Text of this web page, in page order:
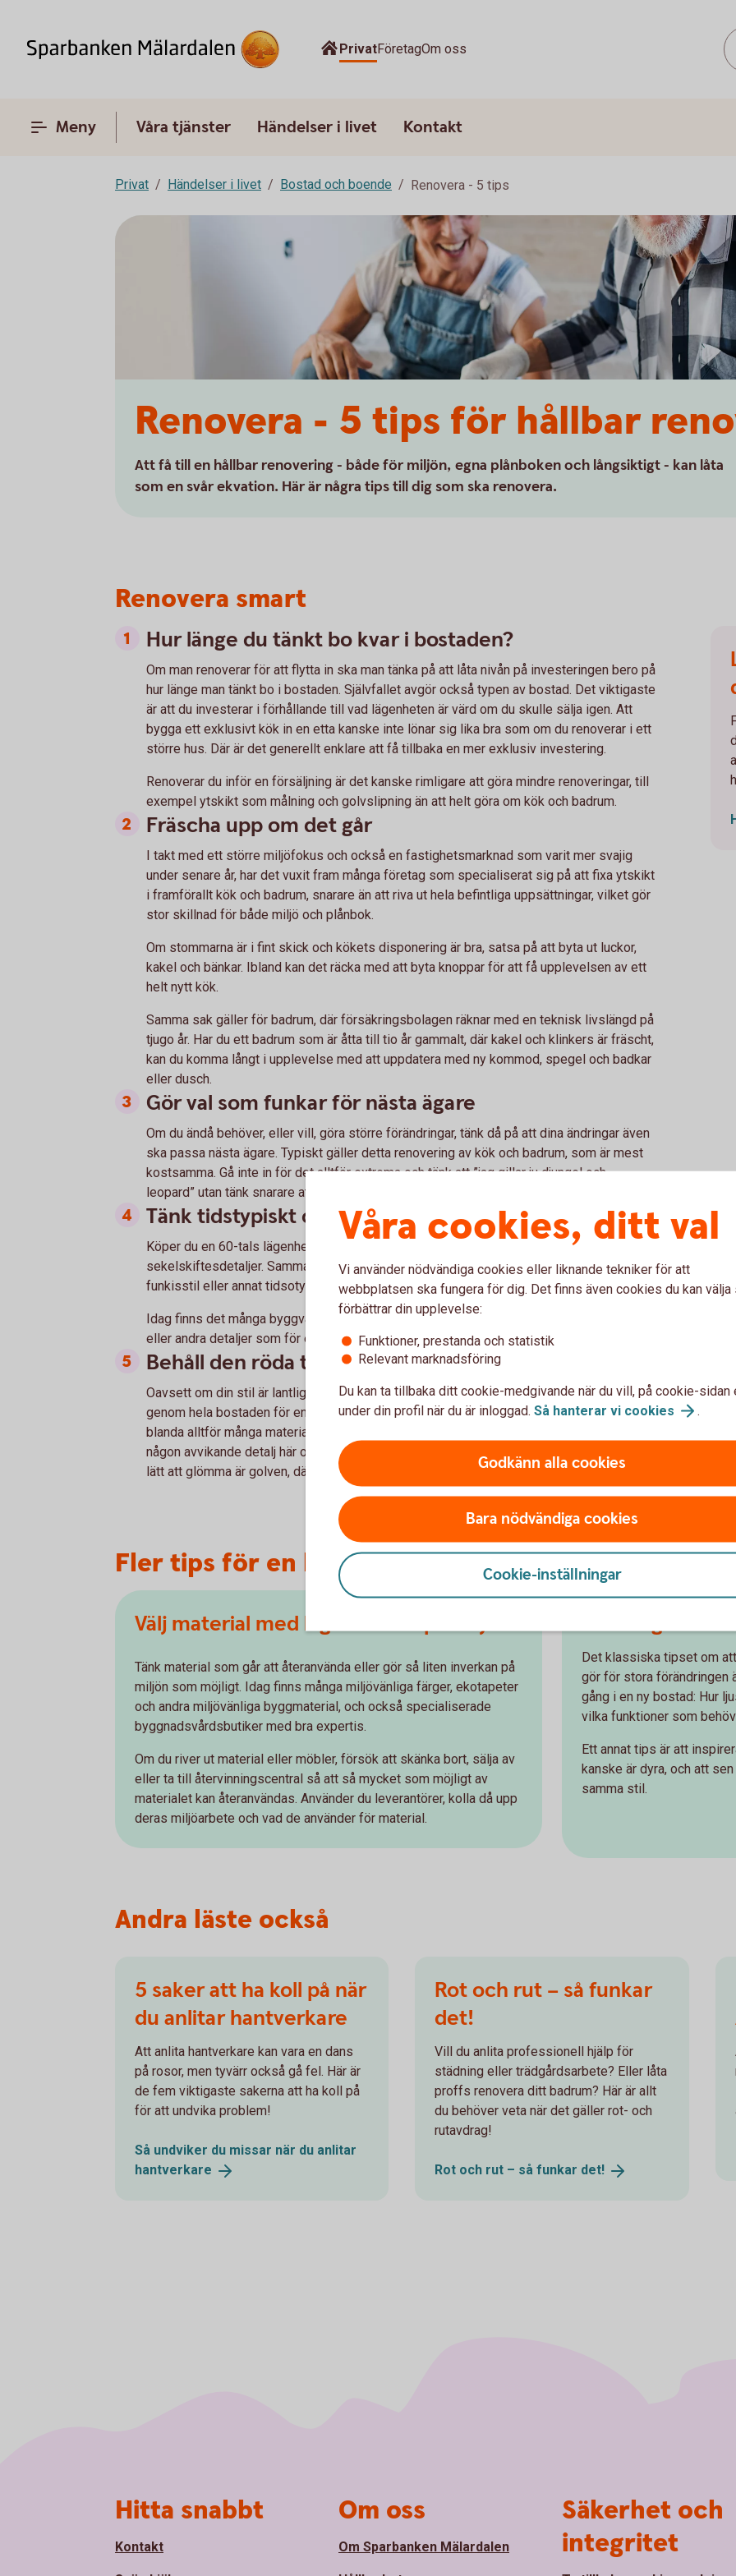
PrivatFöretagOm oss
Meny Våra tjänster Händelser i livet Kontakt
Privat Händelser i livet Bostad och boende Renovera - 5 tips
Renovera - 5 tips för hållbar
Att få till en hållbar renovering - både för miljön, egna plånboken och långsiktigt - kan låta
som en svår ekvation. Här är några tips till dig som ska renovera.
Renovera smart
Hur länge du tänkt bo kvar i bostaden?
Om man renoverar för att flytta in ska man tänka på att låta nivån på investeringen bero på
hur länge man tänkt bo i bostaden. Självfallet avgör också typen av bostad. Det viktigaste
är att du investerar i förhållande till vad lägenheten är värd om du skulle sälja igen. Att
bygga ett exklusivt kök in en etta kanske inte lönar sig lika bra som om du renoverar i ett
större hus. Där är det generellt enklare att få tillbaka en mer exklusiv investering.
Renoverar du inför en försäljning är det kanske rimligare att göra mindre renoveringar, till
exempel ytskikt som målning och golvslipning än att helt göra om kök och badrum.
Fräscha upp om det går
I takt med ett större miljöfokus och också en fastighetsmarknad som varit mer svajig
under senare år, har det vuxit fram många företag som specialiserat sig på att fixa ytskikt
i framförallt kök och badrum, snarare än att riva ut hela befintliga uppsättningar, vilket gör
stor skillnad för både miljö och plånbok.
Om stommarna är i fint skick och kökets disponering är bra, satsa på att byta ut luckor,
kakel och bänkar. Ibland kan det räcka med att byta knoppar för att få upplevelsen av ett
helt nytt kök.
Samma sak gäller för badrum, där försäkringsbolagen räknar med en teknisk livslängd på
tjugo år. Har du ett badrum som är åtta till tio år gammalt, där kakel och klinkers är fräscht,
kan du komma långt i upplevelse med att uppdatera med ny kommod, spegel och badkar
eller dusch.
Gör val som funkar för nästa ägare
Om du ändå behöver, eller vill, göra större förändringar, tänk då på att dina ändringar även
ska passa nästa ägare. Typiskt gäller detta renovering av kök och badrum, som är mest
kostsamma. Gå inte in för det alltför extrema och tänk att ”jag gillar ju djungel och
leopard” utan tänk snarare att din renovering ska fungera för en stor målgrupp.
Tänk tidstypiskt och materialrent
Köper du en 60-tals lägenhet, håll dig till byggåret och försök inte föra in
sekelskiftesdetaljer. Samma sak om din bostad är från 80-talet, undvik då att göra om till
funkisstil eller annat tidsotypiskt.
Idag finns det många byggvårdnadsbutiker där du kan hitta tidstypiska handtag, dörrar
eller andra detaljer som för en billig peng kan göra stor skillnad för känslan i din bostad.
Behåll den röda tråden genom hela bostaden
Oavsett om din stil är lantligt varm eller minimalistiskt urban, försök att hålla samma stil
genom hela bostaden för en enhetlig känsla. Det kan du göra genom att undvika att
blanda alltför många material, färger och stilar. Självklart kan det vara piggt att föra in
någon avvikande detalj här och där, men låt helhetskänslan förbli enhetlig. En sak som är
lätt att glömma är golven, där många olika material eller stilar lätt kan ge en rörig känsla.
Fler tips för en hållbar renovering
Välj material med låg inverkan på miljö
Tänk material som går att återanvända eller gör så liten inverkan på
miljön som möjligt. Idag finns många miljövänliga färger, ekotapeter
och andra miljövänliga byggmaterial, och också specialiserade
byggnadsvårdsbutiker med bra expertis.
Om du river ut material eller möbler, försök att skänka bort, sälja av
eller ta till återvinningscentral så att så mycket som möjligt av
materialet kan återanvändas. Använder du leverantörer, kolla då upp
deras miljöarbete och vad de använder för material.
Bo in dig innan
Det klassiska tipset om
gör för stora förändringen
gång i en ny bostad: Hur
vilka funktioner som
Ett annat tips är att
kanske är dyra, och att
samma stil.
Andra läste också
5 saker att ha koll på när
du anlitar hantverkare
Att anlita hantverkare kan vara en dans
på rosor, men tyvärr också gå fel. Här är
de fem viktigaste sakerna att ha koll på
för att undvika problem!
Så undviker du missar när du anlitar
hantverkare
Rot och rut – så funkar
det!
Vill du anlita professionell hjälp för
städning eller trädgårdsarbete? Eller låta
proffs renovera ditt badrum? Här är allt
du behöver veta när det gäller rot- och
rutavdrag!
Rot och rut – så funkar det!
Våra cookies, ditt val
Vi använder nödvändiga cookies eller liknande tekniker för att
webbplatsen ska fungera för dig. Det finns även cookies du kan välja
förbättrar din upplevelse:
Funktioner, prestanda och statistik
Relevant marknadsföring
Du kan ta tillbaka ditt cookie-medgivande när du vill, på cookie-sidan
under din profil när du är inloggad. Så hanterar vi cookies .
Godkänn alla cookies
Bara nödvändiga cookies
Cookie-inställningar
Hitta snabbt
Kontakt
Om oss
Om Sparbanken Mälardalen
Säkerhet och
integritet